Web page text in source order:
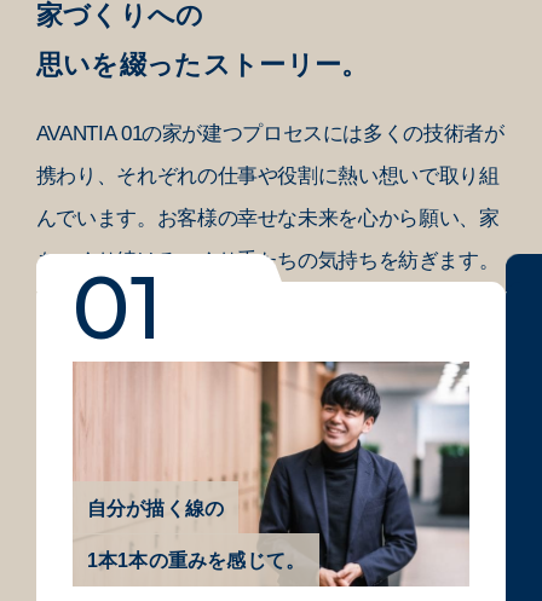
自分が描く線の
1本1本の重みを感じて。
家づくりへの
思いを綴ったストーリー。
AVANTIA 01の家が建つプロセスには多くの技術者が
携わり、それぞれの仕事や役割に熱い想いで取り組
んでいます。 お客様の幸せな未来を心から願い、 家
をつくり続けるつくり手たちの気持ちを紡ぎます。